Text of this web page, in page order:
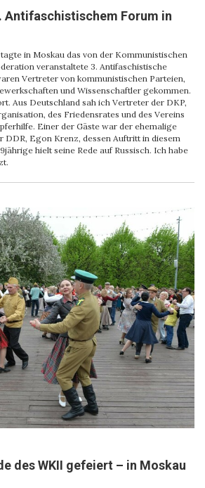
Antifaschistischem Forum in
in Moskau das von der Kommunistischen
veranstaltete 3. Antifaschistische
Vertreter von kommunistischen Parteien,
und Wissenschaftler gekommen.
Aus Deutschland sah ich Vertreter der DKP,
des Friedensrates und des Vereins
Einer der Gäste war der ehemalige
DDR, Egon Krenz, dessen Auftritt in diesem
hielt seine Rede auf Russisch. Ich habe
des WKII gefeiert – in Moskau